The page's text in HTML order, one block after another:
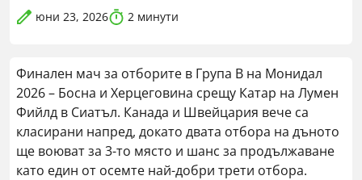
юни 23, 2026 2 минути
Финален мач за отборите в Група B на Монидал
2026 – Босна и Херцеговина срещу Катар на Лумен
Фийлд в Сиатъл. Канада и Швейцария вече са
класирани напред, докато двата отбора на дъното
ще воюват за 3-то място и шанс за продължаване
като един от осемте най-добри трети отбора.